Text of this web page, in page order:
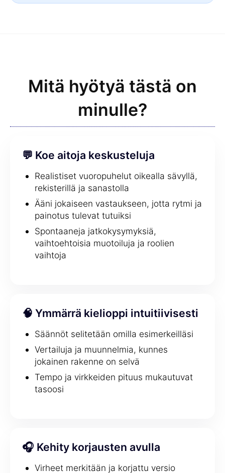
Mitä hyötyä tästä on
minulle?
💬 Koe aitoja keskusteluja
Realistiset vuoropuhelut oikealla sävyllä,
rekisterillä ja sanastolla
Ääni jokaiseen vastaukseen, jotta rytmi ja
painotus tulevat tutuiksi
Spontaaneja jatkokysymyksiä,
vaihtoehtoisia muotoiluja ja roolien
vaihtoja
🧠 Ymmärrä kielioppi intuitiivisesti
Säännöt selitetään omilla esimerkeilläsi
Vertailuja ja muunnelmia, kunnes
jokainen rakenne on selvä
Tempo ja virkkeiden pituus mukautuvat
tasoosi
🎧 Kehity korjausten avulla
Virheet merkitään ja korjattu versio